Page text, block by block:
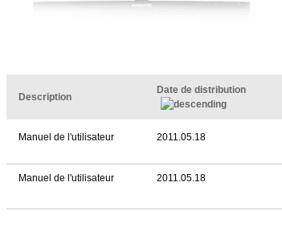
Description
Date de distribution
Manuel de l'utilisateur 2011.05.18
Manuel de l'utilisateur 2011.05.18